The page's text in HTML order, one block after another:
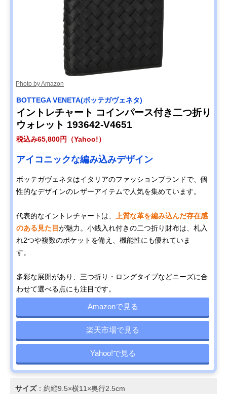
Photo by Amazon
BOTTEGA VENETA(ボッテガヴェネタ)
イントレチャート コインパース付き二つ折り
ウォレット 193642-V4651
税込み65,800円（Yahoo!）
アイコニックな編み込みデザイン
ボッテガヴェネタはイタリアのファッションブランドで、個
性的なデザインのレザーアイテムで人気を集めています。
代表的なイントレチャートは、
上質な革を編み込んだ存在感
のある見た目が魅力。小銭入れ付きの二つ折り財布は、札入
れ2つや複数のポケットを備え、機能性にも優れていま
す。
多彩な展開があり、三つ折り・ロングタイプなどニーズに合
わせて選べる点にも注目です。
Amazonで見る
楽天市場で見る
Yahoo!で見る
サイズ：約縦9.5×横11×奥行2.5cm